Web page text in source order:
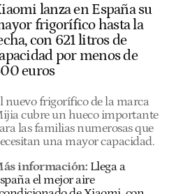
lanza en España su
frigorífico hasta la
con 621 litros de
por menos de
euros
nuevo frigorífico de la marca
cubre un hueco importante
las familias numerosas que
una mayor capacidad.
información: Llega a
el mejor aire